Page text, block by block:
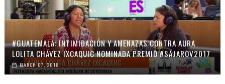
#GUATEMALA: INTIMIDACIÓN Y AMENAZAS CONTRA AURA
LOLITA CHÁVEZ IXCAQUIC NOMINADA PREMIO #SÁJAROV2017
MARCH 07, 2018